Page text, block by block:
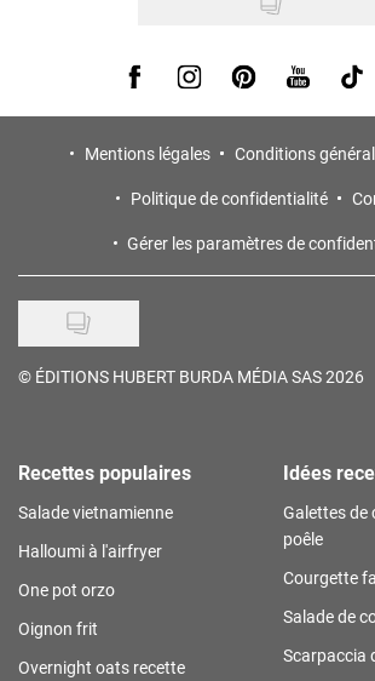
Visit us on Facebook
Visit us on Instagram
Visit us on Pinterest
Visit us onVisit
Mentions légales
Conditions
Politique de confidentialité
Gérer les paramètres de
© ÉDITIONS HUBERT BURDA MÉDIA SAS 2026
Recettes populaires
Salade vietnamienne
Halloumi à l'airfryer
One pot orzo
Oignon frit
Overnight oats recette
Idées
Galettes de
poêle
Courgette
Salade de
Scarpaccia